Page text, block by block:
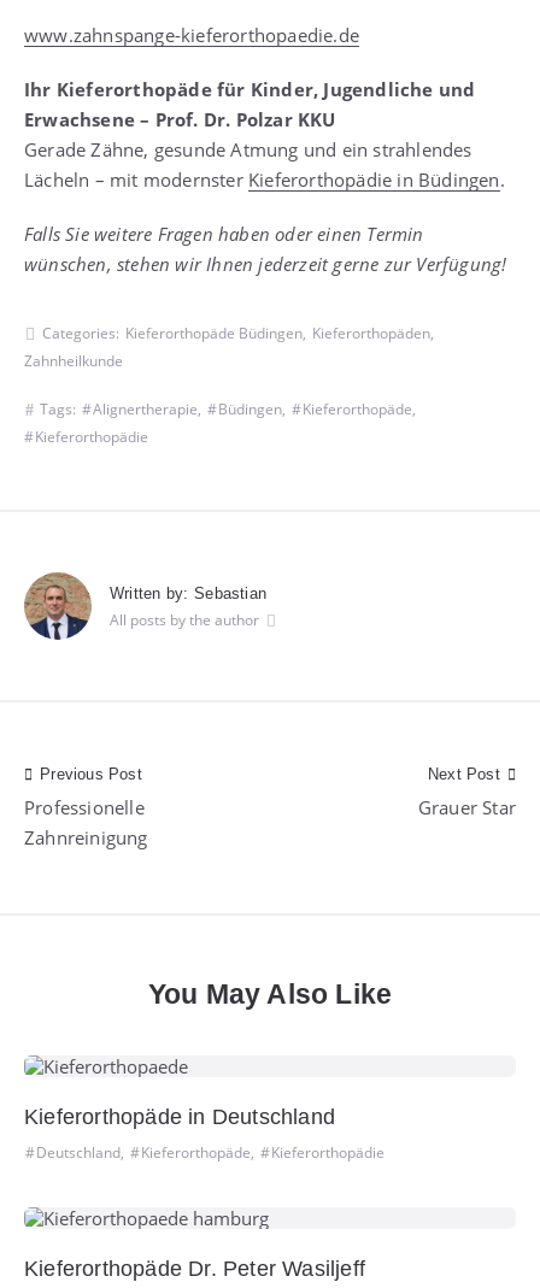
www.zahnspange-kieferorthopaedie.de
Ihr Kieferorthopäde für Kinder, Jugendliche und
Erwachsene – Prof. Dr. Polzar KKU
Gerade Zähne, gesunde Atmung und ein strahlendes
Lächeln – mit modernster Kieferorthopädie in Büdingen.
Falls Sie weitere Fragen haben oder einen Termin
wünschen, stehen wir Ihnen jederzeit gerne zur Verfügung!
Categories: Kieferorthopäde Büdingen, Kieferorthopäden,
Zahnheilkunde
Tags: Alignertherapie, Büdingen, Kieferorthopäde,
Kieferorthopädie
Written by: Sebastian
All posts by the author
Beitragsnavigation
Previous Post
Professionelle
Zahnreinigung
Next Post
Grauer Star
You May Also Like
Kieferorthopäde in Deutschland
Deutschland, Kieferorthopäde, Kieferorthopädie
Kieferorthopäde Dr. Peter Wasiljeff